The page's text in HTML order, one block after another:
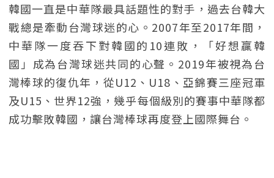
韓國一直是中華隊最具話題性的對手，過去台韓大
戰總是牽動台灣球迷的心。2007年至2017年間，
中華隊一度吞下對韓國的10連敗，「好想贏韓
國」成為台灣球迷共同的心聲。2019年被視為台
灣棒球的復仇年，從U12、U18、亞錦賽三座冠軍
及U15、世界12強，幾乎每個級別的賽事中華隊都
成功擊敗韓國，讓台灣棒球再度登上國際舞台。